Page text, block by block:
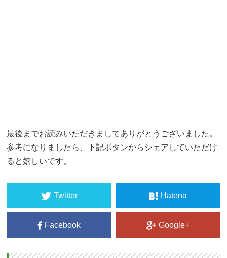
最後までお読みいただきましてありがとうございました。
参考になりましたら、下記ボタンからシェアしていただけ
ると嬉しいです。
Twitter Hatena
Facebook Google+